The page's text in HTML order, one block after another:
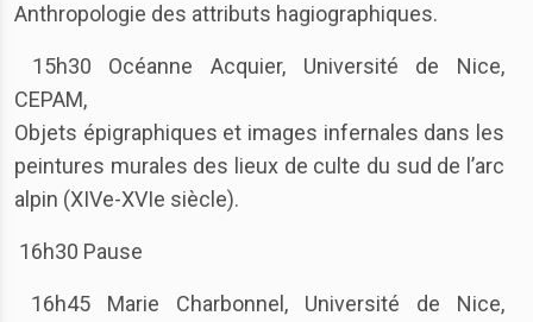
Anthropologie des attributs hagiographiques.
15h30 Océanne Acquier, Université de Nice,
CEPAM,
Objets épigraphiques et images infernales dans les
peintures murales des lieux de culte du sud de l’arc
alpin (XIVe-XVIe siècle).
16h30 Pause
16h45 Marie Charbonnel, Université de Nice,